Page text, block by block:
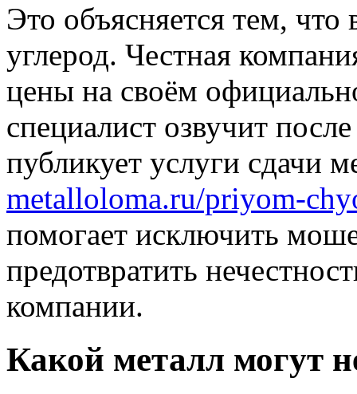
Это объясняется тем,
углерод. Честная
цены на своём
специалист озвучит
публикует услуги сдачи
metalloloma.ru/priyom-
помогает исключить
предотвратить
компании.
Какой металл могут